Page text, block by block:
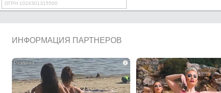
ОГРН 1024301315500
ИНФОРМАЦИЯ ПАРТНЕРОВ
i